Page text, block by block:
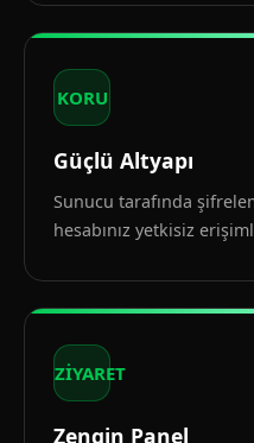
KORU
Güçlü Altyapı
Sunucu tarafında
hesabınız yetkisiz
ZİYARET
Zengin Panel